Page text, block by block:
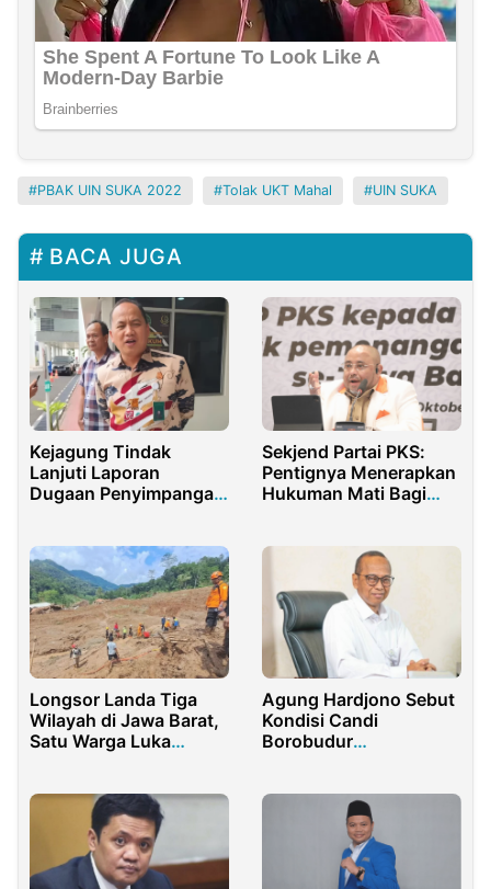
PBAK UIN SUKA 2022 Tolak UKT Mahal UIN SUKA
BACA JUGA
Kejagung Tindak
Lanjuti Laporan
Dugaan Penyimpangan
Sekjend Partai PKS:
Pentignya Menerapkan
Hukuman Mati Bagi
Longsor Landa Tiga
Wilayah di Jawa Barat,
Satu Warga Luka
Agung Hardjono Sebut
Kondisi Candi
Borobudur